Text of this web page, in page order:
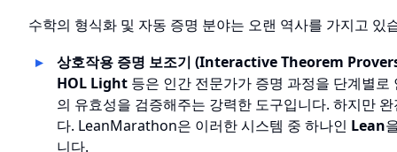
수학의 형식화 및 자동 증명 분야는 오랜 역사를 가지고 있
상호작용 증명 보조기 (Interactive Theorem
HOL Light 등은 인간 전문가가 증명 과정을 단계별
의 유효성을 검증해주는 강력한 도구입니다. 하지만
다. LeanMarathon은 이러한 시스템 중 하나인 Lean
니다.